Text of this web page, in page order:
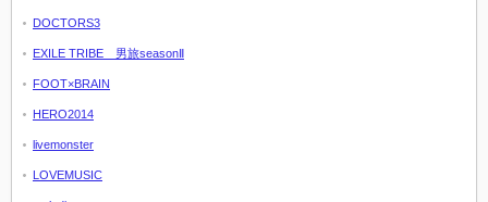
DOCTORS3
EXILE TRIBE 男旅seasonⅡ
FOOT×BRAIN
HERO2014
livemonster
LOVEMUSIC